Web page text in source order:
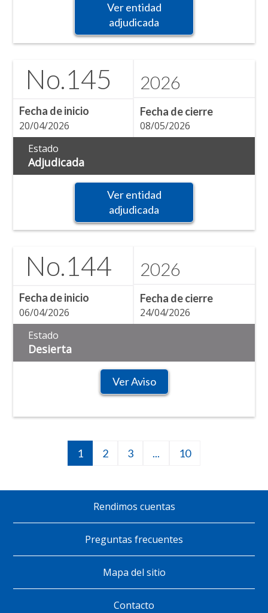
Ver entidad
adjudicada
No.145 2026
Fecha de inicio
20/04/2026
Fecha de cierre
08/05/2026
Estado
Adjudicada
Ver entidad
adjudicada
No.144 2026
Fecha de inicio
06/04/2026
Fecha de cierre
24/04/2026
Estado
Desierta
Ver Aviso
Página
actual
1 Página
2 Página
3
Siguiente
... 10
10
página
Rendimos cuentas
Preguntas frecuentes
Mapa del sitio
Contacto